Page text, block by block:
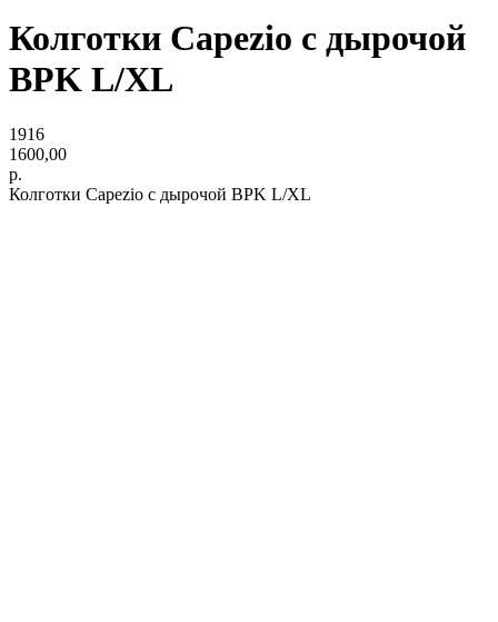
Колготки Capezio с дырочой
BPK L/XL
1916
1600,00
р.
Колготки Capezio с дырочой BPK L/XL